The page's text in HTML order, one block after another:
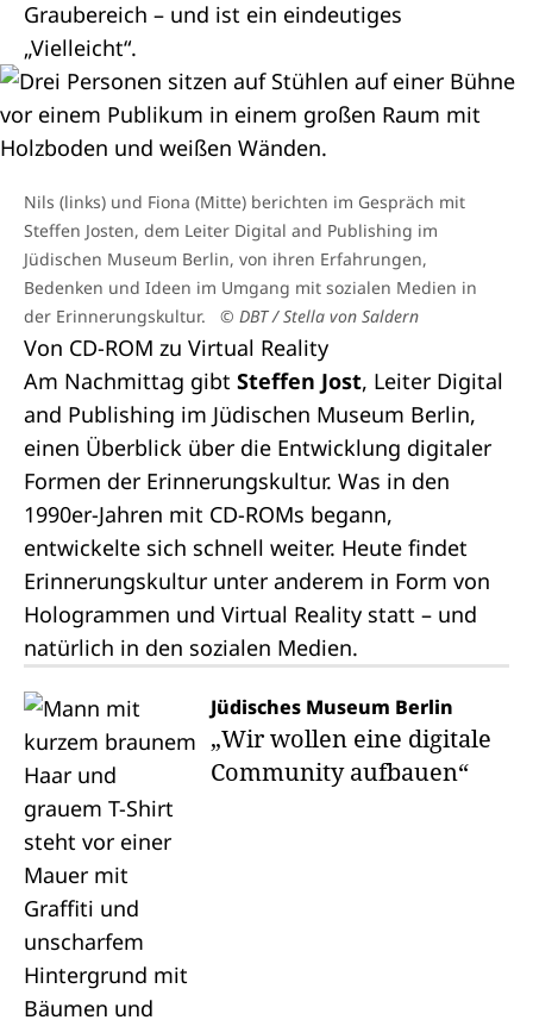
Graubereich – und ist ein eindeutiges
„Vielleicht“.
Nils (links) und Fiona (Mitte) berichten im Gespräch mit
Steffen Josten, dem Leiter Digital and Publishing im
Jüdischen Museum Berlin, von ihren Erfahrungen,
Bedenken und Ideen im Umgang mit sozialen Medien in
der Erinnerungskultur. © DBT / Stella von Saldern
Von CD-ROM zu Virtual Reality
Am Nachmittag gibt Steffen Jost, Leiter Digital
and Publishing im Jüdischen Museum Berlin,
einen Überblick über die Entwicklung digitaler
Formen der Erinnerungskultur. Was in den
1990er-Jahren mit CD-ROMs begann,
entwickelte sich schnell weiter. Heute findet
Erinnerungskultur unter anderem in Form von
Hologrammen und Virtual Reality statt – und
natürlich in den sozialen Medien.
Jüdisches Museum Berlin
„Wir wollen eine digitale
Community aufbauen“